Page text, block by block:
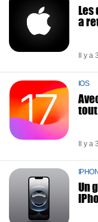
a
Il y a
IOS
Il y a
Un